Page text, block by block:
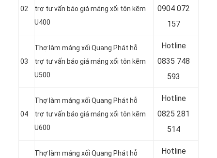
02
trợ tư vấn báo giá máng xối tôn kẽm
U400
0904 072
157
03
Thợ làm máng xối Quang Phát hỗ
trợ tư vấn báo giá máng xối tôn kẽm
U500
Hotline
0835 748
593
04
Thợ làm máng xối Quang Phát hỗ
trợ tư vấn báo giá máng xối tôn kẽm
U600
Hotline
0825 281
514
Thợ làm máng xối Quang Phát hỗ
Hotline